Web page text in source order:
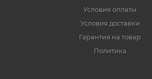
Условия оплаты
Условия доставки
Гарантия на товар
Политика